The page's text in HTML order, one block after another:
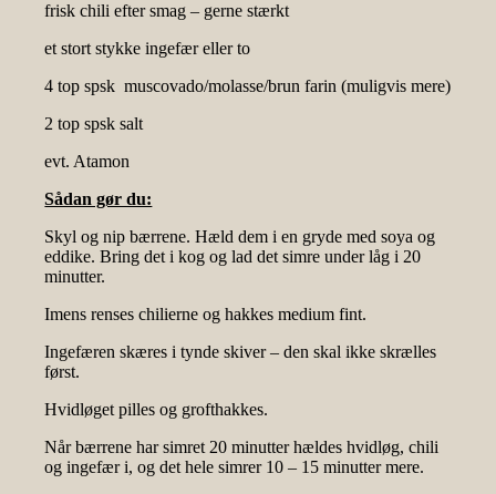
frisk chili efter smag – gerne stærkt
et stort stykke ingefær eller to
4 top spsk muscovado/molasse/brun farin (muligvis mere)
2 top spsk salt
evt. Atamon
Sådan gør du:
Skyl og nip bærrene. Hæld dem i en gryde med soya og
eddike. Bring det i kog og lad det simre under låg i 20
minutter.
Imens renses chilierne og hakkes medium fint.
Ingefæren skæres i tynde skiver – den skal ikke skrælles
først.
Hvidløget pilles og grofthakkes.
Når bærrene har simret 20 minutter hældes hvidløg, chili
og ingefær i, og det hele simrer 10 – 15 minutter mere.